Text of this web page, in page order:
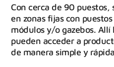
Con cerca de 90
en zonas fijas con
módulos y/o gazebos. Allí
pueden acceder a
de manera simple y